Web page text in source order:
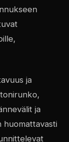
ja
ja
huomattavasti